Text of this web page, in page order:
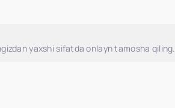
yaxshi sifatda onlayn tamosha qiling.